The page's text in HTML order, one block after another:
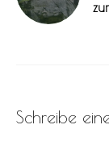
Schreibe